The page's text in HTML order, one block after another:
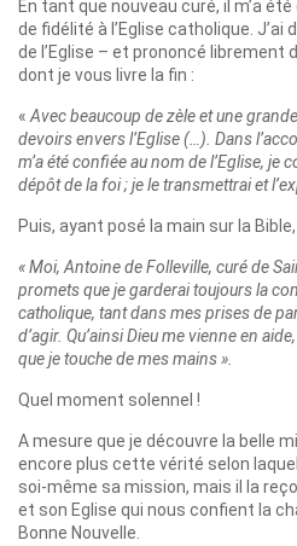
En tant que nouveau curé, il m’a
de fidélité à l’Eglise catholique. J’ai
de l’Eglise – et prononcé librement
dont je vous livre la fin :
« Avec beaucoup de zèle et une
devoirs envers l’Eglise (…). Dans
m’a été confiée au nom de l’Eglise,
dépôt de la foi ; je le transmettrai et
Puis, ayant posé la main sur la
« Moi, Antoine de Folleville, curé de
promets que je garderai toujours la
catholique, tant dans mes prises de
d’agir. Qu’ainsi Dieu me vienne en
que je touche de mes mains ».
Quel moment solennel !
A mesure que je découvre la belle
encore plus cette vérité selon
soi-même sa mission, mais il la
et son Eglise qui nous confient la
Bonne Nouvelle.